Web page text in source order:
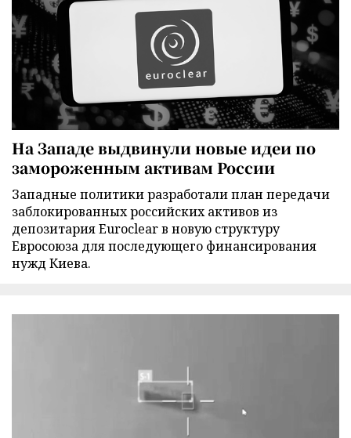
На Западе выдвинули новые идеи по
замороженным активам России
Западные политики разработали план передачи
заблокированных российских активов из
депозитария Euroclear в новую структуру
Евросоюза для последующего финансирования
нужд Киева.